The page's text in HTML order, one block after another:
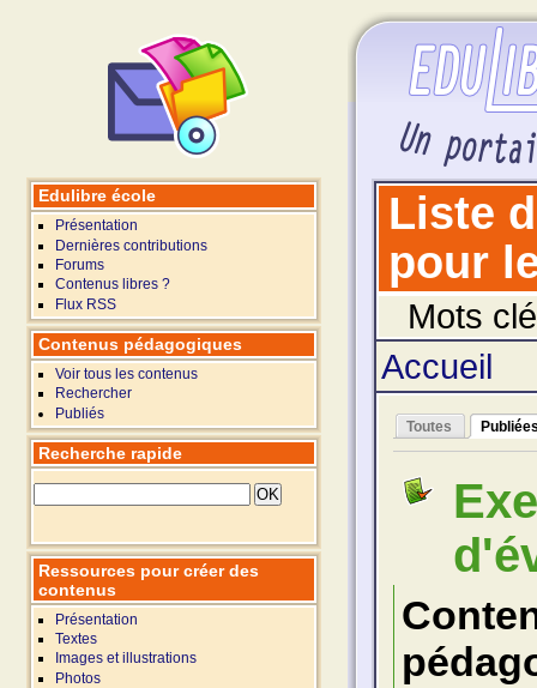
Liste
pour
Mots
Accueil
Toutes
Edulibre école
Présentation
Dernières contributions
Forums
Contenus libres ?
Flux RSS
Contenus pédagogiques
Voir tous les contenus
Rechercher
Publiés
Recherche rapide
Ressources pour créer des
contenus
Présentation
Textes
Images et illustrations
Photos